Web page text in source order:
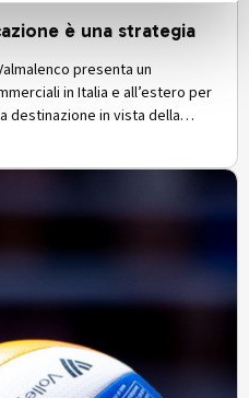
è una strategia
presenta un
in Italia e all’estero per
destinazione in vista della